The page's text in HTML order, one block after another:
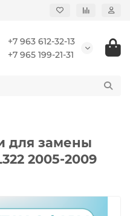
+7 963 612-32-13
+7 965 199-21-31
для замены
2005-2009